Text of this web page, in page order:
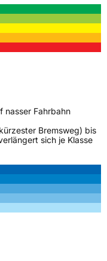
Symbol
nasser Fahrbahn
Bremsweg) bis
sich je Klasse